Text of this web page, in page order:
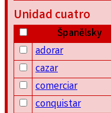
Unidad cuatro
Španělsky
adorar
cazar
comerciar
conquistar